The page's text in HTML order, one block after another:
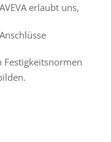
erlaubt uns,
Festigkeitsnormen